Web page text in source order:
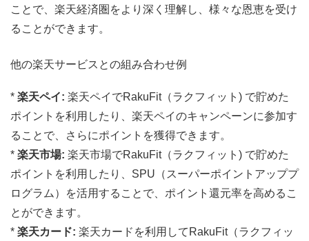
ことで、楽天経済圏をより深く理解し、様々な恩恵を受け
ることができます。
他の楽天サービスとの組み合わせ例
* 楽天ペイ: 楽天ペイでRakuFit（ラクフィット) で貯めた
ポイントを利用したり、楽天ペイのキャンペーンに参加す
ることで、さらにポイントを獲得できます。
* 楽天市場: 楽天市場でRakuFit（ラクフィット) で貯めた
ポイントを利用したり、SPU（スーパーポイントアッププ
ログラム）を活用することで、ポイント還元率を高めるこ
とができます。
* 楽天カード: 楽天カードを利用してRakuFit（ラクフィッ